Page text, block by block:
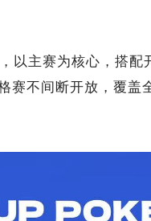
以主赛为核心，搭配
赛不间断开放，覆盖